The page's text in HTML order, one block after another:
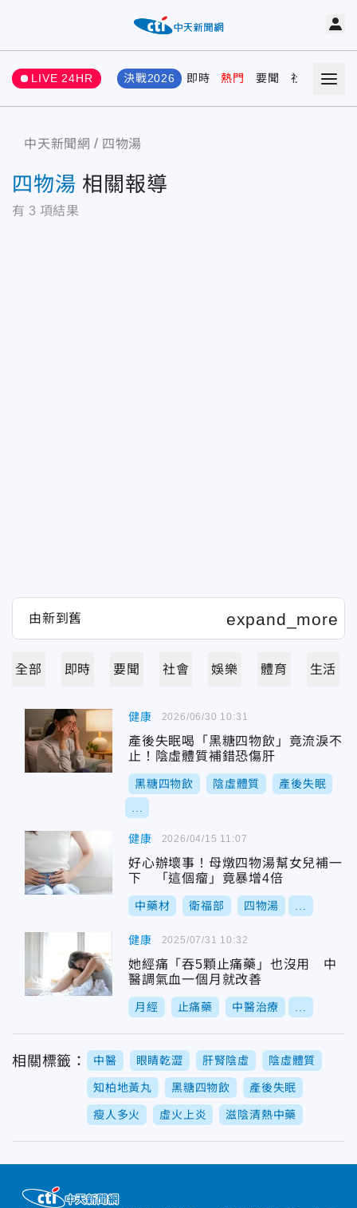
LIVE 24HR 決戰2026 即時 熱門 要聞 社會 娛樂
中天新聞網 四物湯
四物湯 相關報導
有 3 項結果
全部 即時 要聞 社會 娛樂 體育 生活
健康
產後失眠喝「黑糖四物飲」竟流淚不
止！陰虛體質補錯恐傷肝
黑糖四物飲 陰虛體質 產後失眠
2026/06/30 10:31
健康
好心辦壞事！母燉四物湯幫女兒補一
下 「這個瘤」竟暴增4倍
中藥材 衛福部 四物湯
2026/04/15 11:07
健康
她經痛「吞5顆止痛藥」也沒用 中
醫調氣血一個月就改善
月經 止痛藥 中醫治療
2025/07/31 10:32
相關標籤： 中醫 眼睛乾澀 肝腎陰虛 陰虛體質
知柏地黃丸 黑糖四物飲 產後失眠
瘦人多火 虛火上炎 滋陰清熱中藥